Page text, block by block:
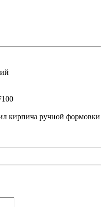
кирпича ручной формовки